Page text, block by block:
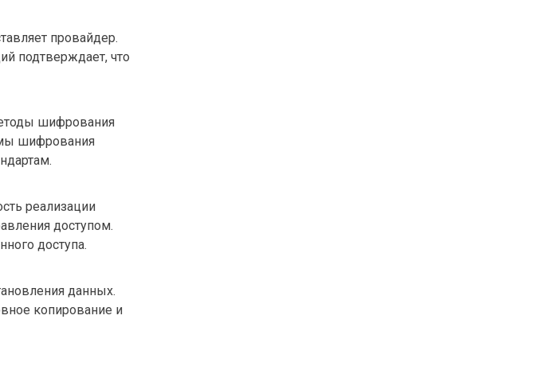
провайдер.
подтверждает, что
шифрования
шифрования
реализации
доступом.
доступа.
данных.
копирование и